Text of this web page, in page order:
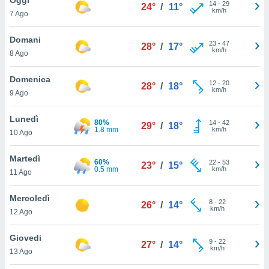
è
al sito
di
ci
di
il
un
la
nella
7 Ago
24° / 11° 14- 29
km/h
Domani
8 Ago
28° / 17° 23- 47
km/h
Domenica
9 Ago
28° / 18° 12- 20
km/h
Lunedì
10 Ago
80%
1.8 mm
29° / 18° 14- 42
km/h
Martedì
11 Ago
60%
0.5 mm
23° / 15° 22- 53
km/h
Mercoledì
12 Ago
26° / 14° 8- 22
km/h
Giovedi
13 Ago
27° / 14° 9- 22
km/h